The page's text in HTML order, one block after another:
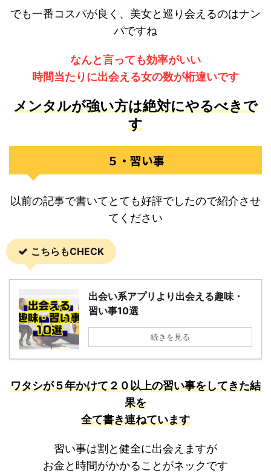
でも一番コスパが良く、美女と巡り会えるのはナン
パですね
なんと言っても効率がいい
時間当たりに出会える女の数が桁違いです
メンタルが強い方は絶対にやるべきで
す
５・習い事
以前の記事で書いてとても好評でしたので紹介させ
てください
こちらもCHECK
出会い系アプリより出会える趣味・
習い事10選
続きを見る
ワタシが５年かけて２０以上の習い事をしてきた結
果を
全て書き連ねています
習い事は割と健全に出会えますが
お金と時間がかかることがネックです